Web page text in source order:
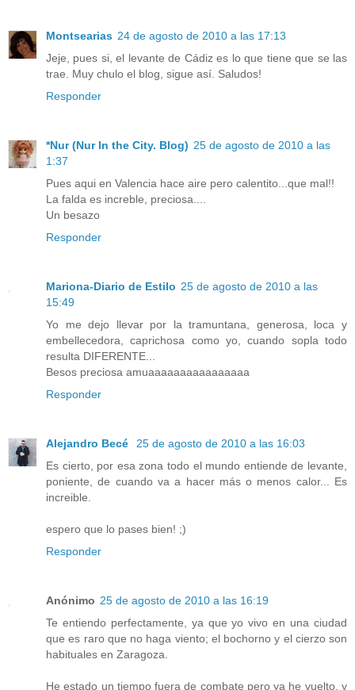
Montsearias 24 de agosto de 2010 a las 17:13
Jeje, pues si, el levante de Cádiz es lo que tiene que se las
trae. Muy chulo el blog, sigue así. Saludos!
Responder
*Nur (Nur In the City. Blog) 25 de agosto de 2010 a las
1:37
Pues aqui en Valencia hace aire pero calentito...que mal!!
La falda es increble, preciosa....
Un besazo
Responder
Mariona-Diario de Estilo 25 de agosto de 2010 a las
15:49
Yo me dejo llevar por la tramuntana, generosa, loca y
embellecedora, caprichosa como yo, cuando sopla todo
resulta DIFERENTE...
Besos preciosa amuaaaaaaaaaaaaaaaa
Responder
Alejandro Becé
25 de agosto de 2010 a las 16:03
Es cierto, por esa zona todo el mundo entiende de levante,
poniente, de cuando va a hacer más o menos calor... Es
increible.
espero que lo pases bien! ;)
Responder
Anónimo 25 de agosto de 2010 a las 16:19
Te entiendo perfectamente, ya que yo vivo en una ciudad
que es raro que no haga viento; el bochorno y el cierzo son
habituales en Zaragoza.
He estado un tiempo fuera de combate pero ya he vuelto, y